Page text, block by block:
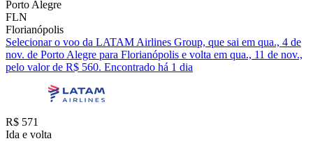
Porto Alegre
FLN
Florianópolis
Selecionar o voo da LATAM Airlines Group, que sai em qua., 4 de
nov. de Porto Alegre para Florianópolis e volta em qua., 11 de nov.,
pelo valor de R$ 560. Encontrado há 1 dia
R$ 571
Ida e volta